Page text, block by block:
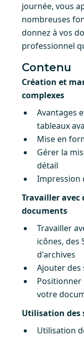
journée, vous
nombreuses
donnez à vos
professionnel
Contenu
Création et
complexes
Avantages
tableaux
Mise en
Gérer la
détail
Impression
Travailler avec
documents
Travailler
icônes, des
d'archives
Ajouter des
Positionner
votre
Utilisation des
Utilisation